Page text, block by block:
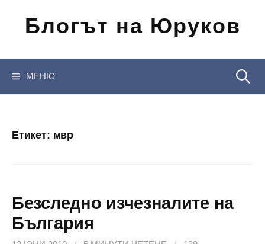
съдържанието
Блогът на Юруков
МЕНЮ
Етикет: мвр
Безследно изчезналите на
България